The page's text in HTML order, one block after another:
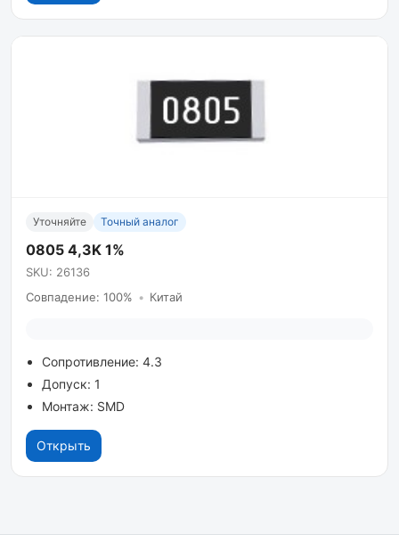
Уточняйте Точный аналог
0805 4,3K 1%
SKU: 26136
Совпадение: 100% • Китай
Сопротивление: 4.3
Допуск: 1
Монтаж: SMD
Открыть